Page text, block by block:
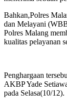
Bahkan,Polres
dan Melayani
Polres Malang
kualitas pelayanan
Penghargaan
AKBP Yade
pada Selasa(10/12).